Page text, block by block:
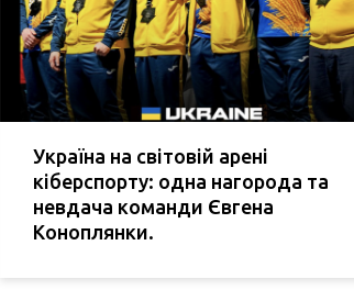
Україна на світовій арені
кіберспорту: одна нагорода та
невдача команди Євгена
Коноплянки.